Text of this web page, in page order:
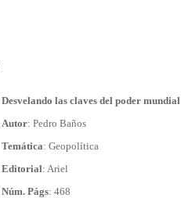
Desvelando las claves del poder mundial
Autor: Pedro Baños
Temática: Geopolítica
Editorial: Ariel
Núm. Págs: 468